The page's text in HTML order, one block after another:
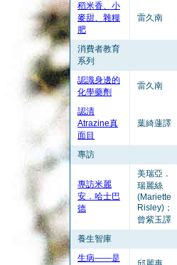
稻米香、小
麥甜、雜糧
肥
雷久南
消費者教育
系列
認識身邊的
化學藥劑
雷久南
認清
Atrazine真
面目
葉綺蓮譯
專訪
專訪米麗
安．哈士巴
德
美瑞亞．
瑞麗絲
(Mariette
Risley)；
曾紫玉譯
養生智庫
生病——是